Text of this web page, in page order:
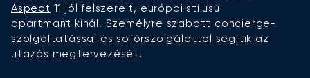
Aspect 11 jól felszerelt, európai stílusú
apartmant kínál. Személyre szabott concierge-
szolgáltatással és sofőrszolgálattal segítik az
utazás megtervezését.